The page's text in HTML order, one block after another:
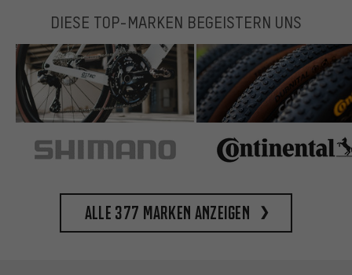
DIESE TOP-MARKEN BEGEISTERN UNS
Alle 377 Marken anzeigen